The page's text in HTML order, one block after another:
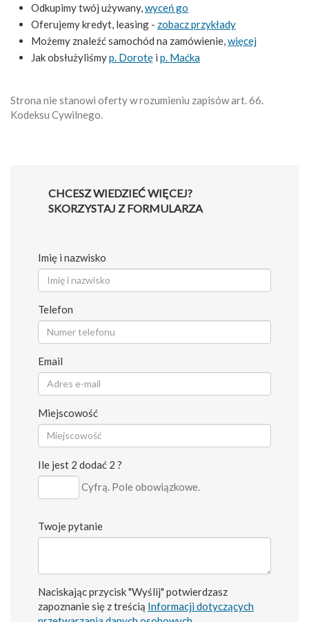
Odkupimy twój używany,wyceń go
Oferujemy kredyt, leasing - zobacz przykłady
Możemy znaleźć samochód na zamówienie,więcej
Jak obsłużyliśmyp. Dorotę i p. Maćka
Strona nie stanowi oferty w rozumieniu zapisów art. 66.
Kodeksu Cywilnego.
CHCESZ WIEDZIEĆ WIĘCEJ?
SKORZYSTAJ Z FORMULARZA
Imię i nazwisko
Telefon
Email
Miejscowość
Ile jest 2 dodać 2 ?
Cyfrą. Pole obowiązkowe.
Twoje pytanie
Naciskając przycisk "Wyślij" potwierdzasz
zapoznanie się z treścią Informacji dotyczących